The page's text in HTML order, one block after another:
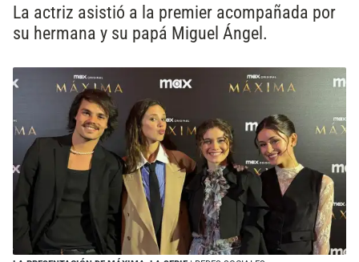
La actriz asistió a la premier acompañada por
su hermana y su papá Miguel Ángel.